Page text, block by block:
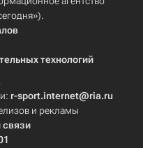
технологий
r-sport.internet@ria.ru
и рекламы
связи